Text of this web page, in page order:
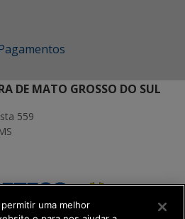
DE MATO GROSSO DO SUL
559
uma melhor